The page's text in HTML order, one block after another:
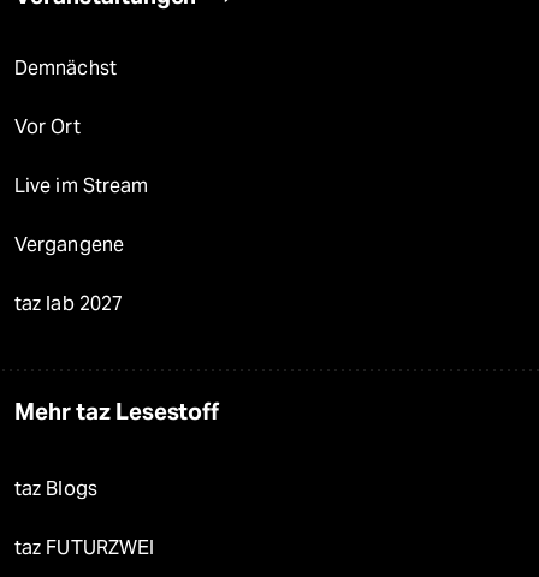
Demnächst
Vor Ort
Live im Stream
Vergangene
taz lab 2027
Mehr taz Lesestoff
taz Blogs
taz FUTURZWEI